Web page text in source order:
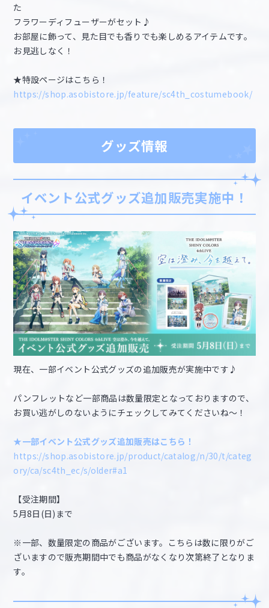
た
フラワーディフューザーがセット♪
お部屋に飾って、見た目でも香りでも楽しめるアイテムです。
お見逃しなく！
★特設ページはこちら！
https://shop.asobistore.jp/feature/sc4th_costumebook/
グッズ情報
イベント公式グッズ追加販売実施中！
現在、一部イベント公式グッズの追加販売が実施中です♪
パンフレットなど一部商品は数量限定となっておりますので、
お買い逃がしのないようにチェックしてみてくださいね～！
★一部イベント公式グッズ追加販売はこちら！
https://shop.asobistore.jp/product/catalog/n/30/t/categ
ory/ca/sc4th_ec/s/older#a1
【受注期間】
5月8日(日)まで
※一部、数量限定の商品がございます。こちらは数に限りがご
ざいますので販売期間中でも商品がなくなり次第終了となりま
す。